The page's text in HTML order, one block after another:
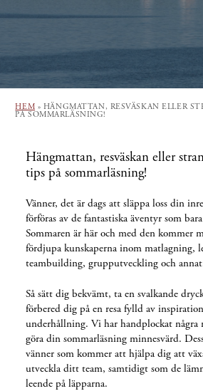
HEM » HÄNGMATTAN, RESVÄSKAN ELLER
PÅ SOMMARLÄSNING!
Hängmattan, resväskan eller
tips på sommarläsning!
Vänner, det är dags att släppa loss din
förföras av de fantastiska äventyr som
Sommaren är här och med den kommer
fördjupa kunskaperna inom matlagning,
teambuilding, grupputveckling och
Så sätt dig bekvämt, ta en svalkande
förbered dig på en resa fylld av
underhållning. Vi har handplockat
göra din sommarläsning minnesvärd.
vänner som kommer att hjälpa dig att
utveckla ditt team, samtidigt som de
leende på läpparna.